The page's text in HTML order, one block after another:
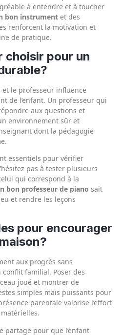
à entendre et à toucher
bon instrument et des
renforcent la motivation et
de pratique.
choisir pour un
et le professeur influence
de l’enfant. Un professeur qui
aux questions et
environnement sûr et
dont la pédagogie
essentiels pour vérifier
pas à tester plusieurs
qui correspond à la
bon professeur de piano sait
et rendre les leçons
pour encourager
aux progrès sans
familial. Poser des
joué et montrer de
simples mais puissants pour
parentale valorise l’effort
partage pour que l’enfant